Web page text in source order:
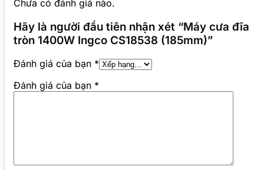
Chưa có đánh giá nào.
Hãy là người đầu tiên nhận xét “Máy cưa đĩa
tròn 1400W Ingco CS18538 (185mm)”
Đánh giá của bạn *
Đánh giá của bạn *